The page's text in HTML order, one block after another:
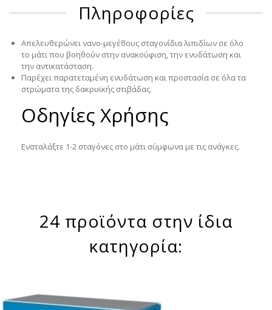
Πληροφορίες
Απελευθερώνει νανο-μεγέθους σταγονίδια λιπιδίων σε όλο
το μάτι που βοηθούν στην ανακούφιση, την ενυδάτωση και
την αντικατάσταση.
Παρέχει παρατεταμένη ενυδάτωση και προστασία σε όλα τα
στρώματα της δακρυϊκής στιβάδας.
Οδηγίες Χρήσης
Ενσταλάξτε 1-2 σταγόνες στο μάτι σύμφωνα με τις ανάγκες.
24 προϊόντα στην ίδια
κατηγορία: